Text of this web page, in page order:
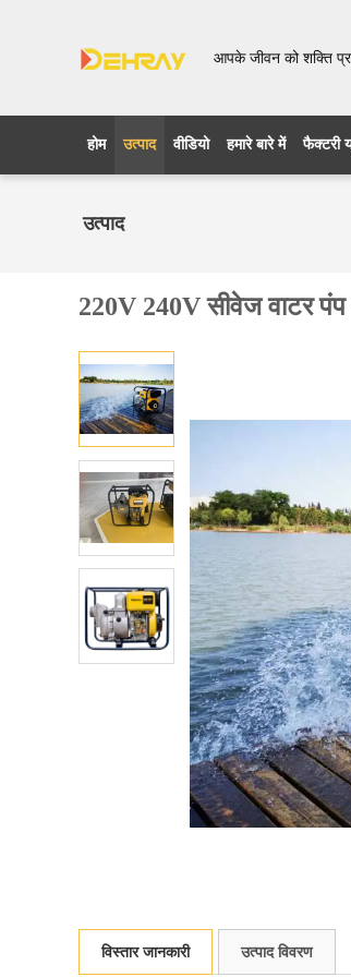
आपके जीवन को शक्ति
होम उत्पाद वीडियो हमारे बारे में फैक्टरी
उत्पाद
220V 240V सीवेज वाटर पंप
विस्तार जानकारी उत्पाद विवरण